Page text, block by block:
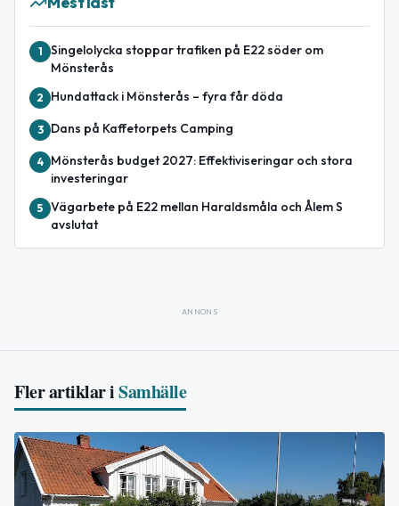
1
Singelolycka stoppar trafiken på E22 söder om
Mönsterås
2 Hundattack i Mönsterås – fyra får döda
3 Dans på Kaffetorpets Camping
4
Mönsterås budget 2027: Effektiviseringar och stora
investeringar
5 Vägarbete på E22 mellan Haraldsmåla och Ålem S
avslutat
ANNONS
Fler artiklar iSamhälle